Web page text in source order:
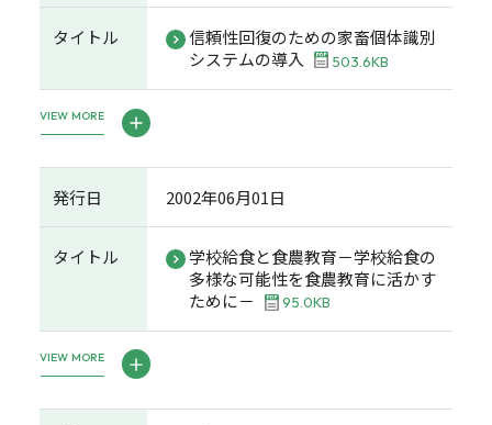
タイトル
信頼性回復のための家畜個体識別
システムの導入
503.6KB
VIEW MORE
発行日 2002年06月01日
タイトル
学校給食と食農教育－学校給食の
多様な可能性を食農教育に活かす
ために－
95.0KB
VIEW MORE